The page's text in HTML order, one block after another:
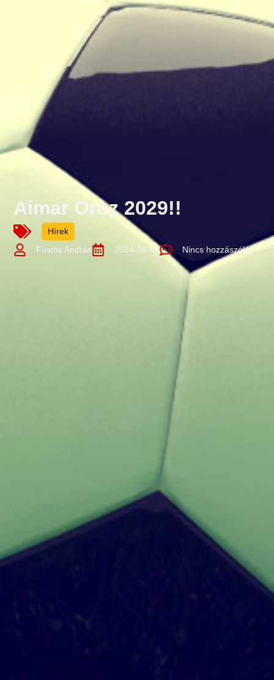
Aimar Oroz 2029!!
Hírek
Füstös András
2024-09-02 Nincs hozzászólás